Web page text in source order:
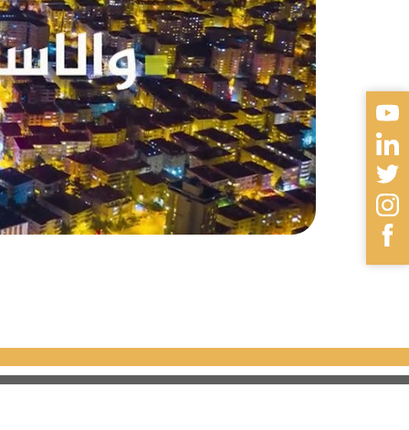
تبدأ الأسعار في هذا المشروع من 340000 دولار امريكي لشقة 1+1
طريقة الدفع هي 60% نقدا ويدفع الباقي أقساط على 8 أشهر
شقق للبيع في أتاكنت damas160